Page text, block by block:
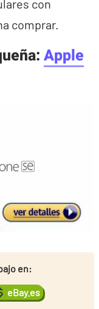
con
comprar.
Apple
en:
eBay.es